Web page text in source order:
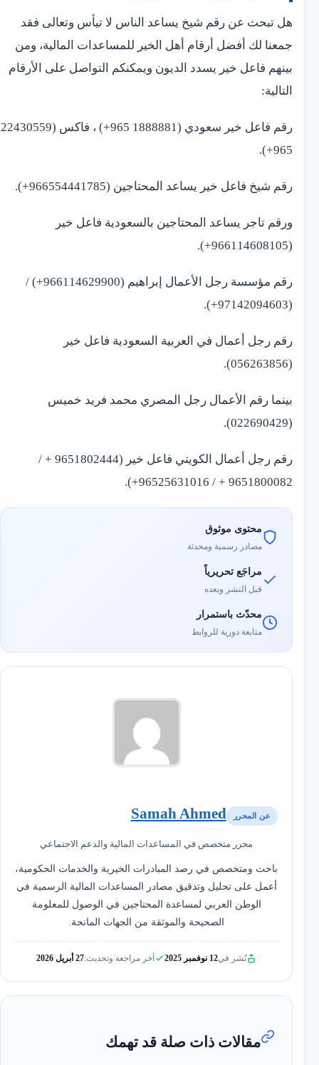
هل تبحث عن رقم شيخ يساعد الناس لا تيأس وتعالى فقد
جمعنا لك أفضل أرقام أهل الخير للمساعدات المالية، ومن
بينهم فاعل خير يسدد الديون ويمكنكم التواصل على الأرقام
التالية:
رقم فاعل خير سعودي (1888881 965+) ، فاكس (22430559
965+).
رقم شيخ فاعل خير يساعد المحتاجين (966554441785+).
ورقم تاجر يساعد المحتاجين بالسعودية فاعل خير
(966114608105+).
رقم مؤسسة رجل الأعمال إبراهيم (966114629900+) /
(97142094603+).
رقم رجل أعمال في العربية السعودية فاعل خير
(056263856).
بينما رقم الأعمال رجل المصري محمد فريد خميس
(022690429).
رقم رجل أعمال الكويتي فاعل خير (9651802444 + /
9651800082 + / 96525631016+).
محتوى موثوق
مصادر رسمية ومحدثة
مراجَع تحريرياً
قبل النشر وبعده
محدّث باستمرار
متابعة دورية للروابط
عن المحرر Samah Ahmed
محرر متخصص في المساعدات المالية والدعم الاجتماعي
باحث ومتخصص في رصد المبادرات الخيرية والخدمات الحكومية،
أعمل على تحليل وتدقيق مصادر المساعدات المالية الرسمية في
الوطن العربي لمساعدة المحتاجين في الوصول للمعلومة
الصحيحة والموثقة من الجهات المانحة.
نُشر في12 نوفمبر 2025 آخر مراجعة وتحديث:27 أبريل 2026
مقالات ذات صلة قد تهمك